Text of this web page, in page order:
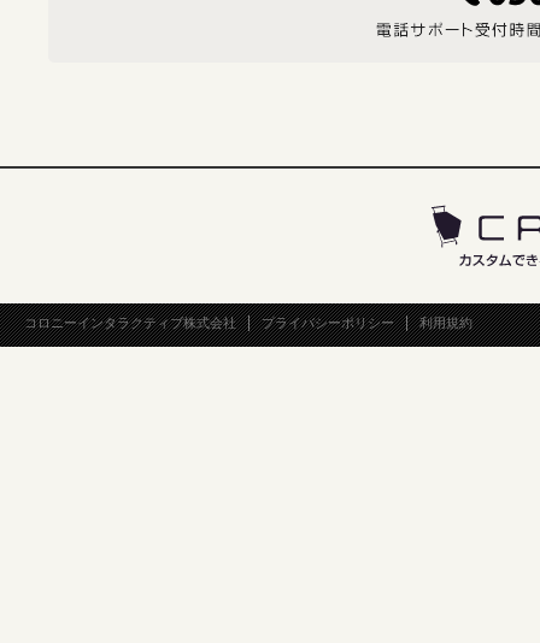
コロニーインタラクティブ株式会社 プライバシーポリシー 利用規約